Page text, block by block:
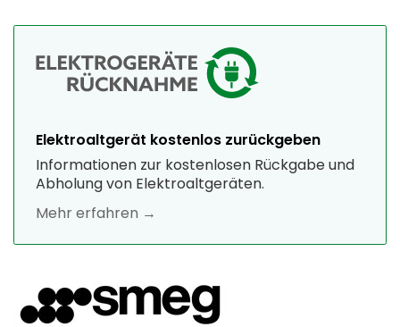
Elektroaltgerät kostenlos zurückgeben
Informationen zur kostenlosen Rückgabe und
Abholung von Elektroaltgeräten.
Mehr erfahren →